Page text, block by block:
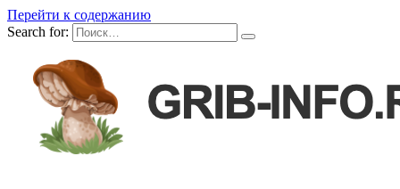
Перейти к содержанию
Search for: